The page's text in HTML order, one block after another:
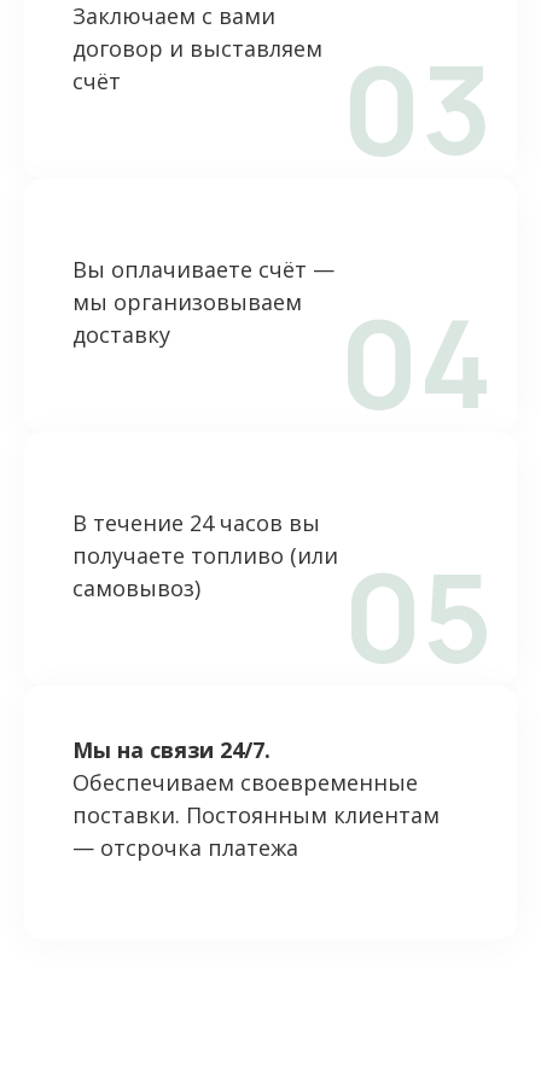
Заключаем с вами
договор и выставляем
счёт
03
Вы оплачиваете счёт —
мы организовываем
доставку
04
В течение 24 часов вы
получаете топливо (или
самовывоз)
05
Мы на связи 24/7.
Обеспечиваем своевременные
поставки. Постоянным клиентам
— отсрочка платежа